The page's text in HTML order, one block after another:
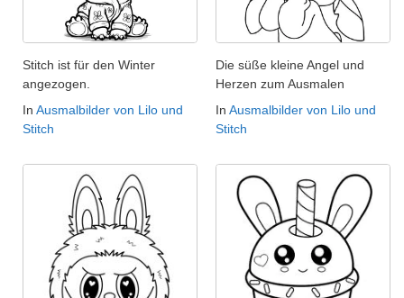
Stitch ist für den Winter
angezogen.
In Ausmalbilder von Lilo und
Stitch
Die süße kleine Angel und
Herzen zum Ausmalen
In Ausmalbilder von Lilo und
Stitch